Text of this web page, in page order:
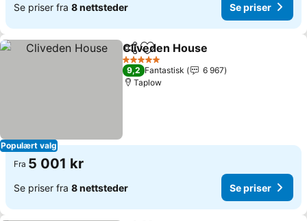
Se priser fra 8 nettsteder Se priser
Populært valg
Del Legg til i favoritter
Cliveden House
5 Stjerner
9,2 Fantastisk
6 967
Taplow
Fra 5 001 kr
Se priser fra 8 nettsteder Se priser